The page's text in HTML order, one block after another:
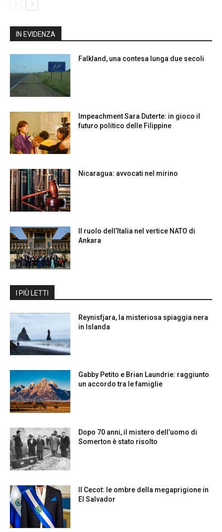
IN EVIDENZA
Falkland, una contesa lunga due secoli
Impeachment Sara Duterte: in gioco il
futuro politico delle Filippine
Nicaragua: avvocati nel mirino
Il ruolo dell’Italia nel vertice NATO di
Ankara
I PIÙ LETTI
Reynisfjara, la misteriosa spiaggia nera
in Islanda
Gabby Petito e Brian Laundrie: raggiunto
un accordo tra le famiglie
Dopo 70 anni, il mistero dell’uomo di
Somerton è stato risolto
Il Cecot: le ombre della megaprigione in
El Salvador